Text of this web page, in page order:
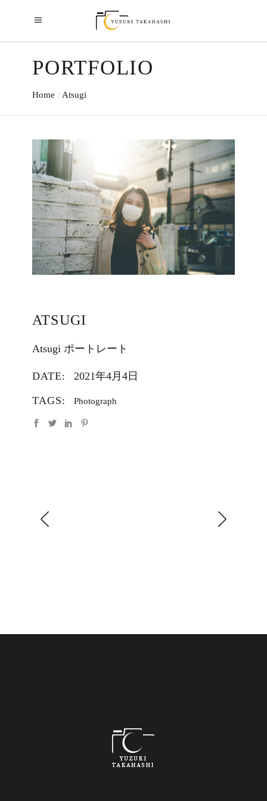
PORTFOLIO
Home Atsugi
ATSUGI
Atsugi ポートレート
DATE: 2021年4月4日
TAGS: Photograph